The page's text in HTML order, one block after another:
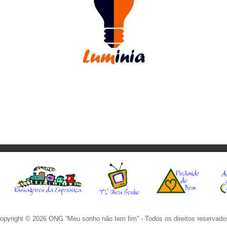
© 2026 ONG “Meu sonho não tem fim” - Todos os direitos